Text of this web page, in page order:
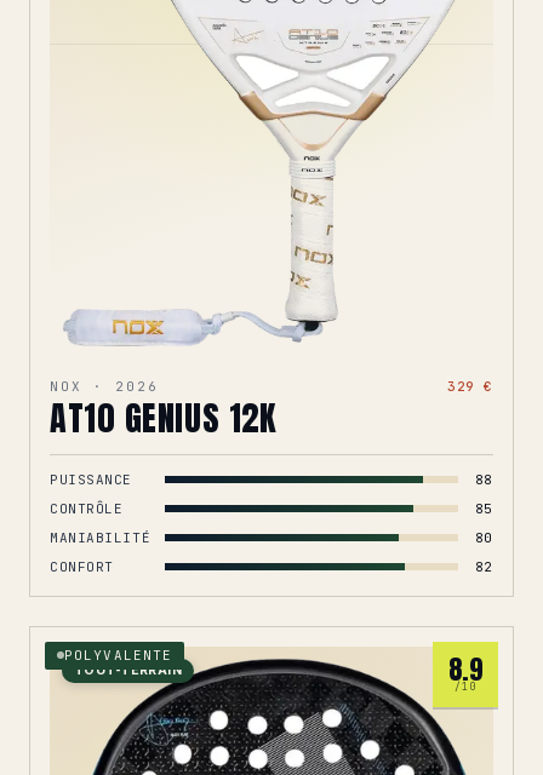
NOX · 2026 329 €
AT10 GENIUS 12K
PUISSANCE
88
CONTRÔLE
85
MANIABILITÉ
80
CONFORT
82
TOUT-TERRAIN
POLYVALENTE 8.9
/10